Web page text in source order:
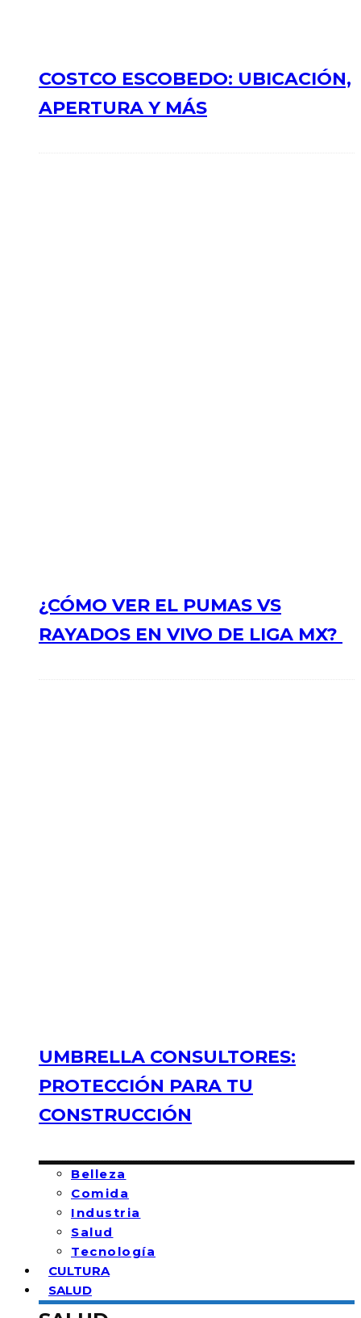
COSTCO ESCOBEDO: UBICACIÓN,
APERTURA Y MÁS
¿CÓMO VER EL PUMAS VS
RAYADOS EN VIVO DE LIGA MX?
UMBRELLA CONSULTORES:
PROTECCIÓN PARA TU
CONSTRUCCIÓN
Belleza
Comida
Industria
Salud
Tecnología
CULTURA
SALUD